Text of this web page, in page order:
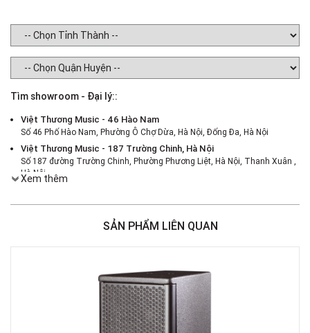
Tìm showroom - Đại lý::
Việt Thương Music - 46 Hào Nam
Số 46 Phố Hào Nam, Phường Ô Chợ Dừa, Hà Nội, Đống Đa, Hà Nội
Việt Thương Music - 187 Trường Chinh, Hà Nội
Số 187 đường Trường Chinh, Phường Phương Liệt, Hà Nội, Thanh Xuân ,
Hà Nội
Việt Thương Music - 369 Điện Biên Phủ
180B Võ Thị Sáu, Phường Xuân Hòa, TPHCM, Quận 3, Hồ Chí Minh
Việt Thương Music - Crescent Mall
6F-01 Tầng 6 Trung Tâm Thương Mại Crescent Mall, 101 Tôn Dật Tiên,
Phường Tân Mỹ, TPHCM, Quận 7, Hồ Chí Minh
Việt Thương Music - 49E Phan Đăng Lưu
Xem thêm
SẢN PHẨM LIÊN QUAN